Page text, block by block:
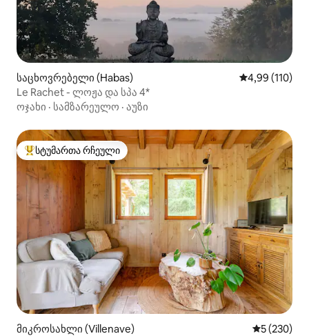
საცხოვრებელი (Habas) საშუალო
4,99 (110)
Le Rachet - ლოჟა და სპა 4*
ოჯახი · სამზარეულო · აუზი
სტუმართა რჩეული მოწინავე ვარიანტი
სტუმართა რჩეული
მიკროსახლი (Villenave) საშუალო
5 (230)